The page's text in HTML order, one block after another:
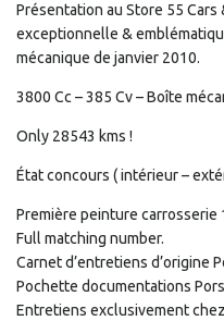
Présentation au Store 55
exceptionnelle &
mécanique de janvier 2010.
3800 Cc – 385 Cv – Boîte
Only 28543 kms !
État concours ( intérieur –
Première peinture carrosserie
Full matching number.
Carnet d’entretiens d’origine
Pochette documentations
Entretiens exclusivement